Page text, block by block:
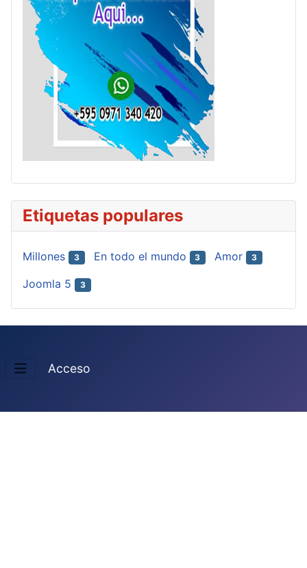
Etiquetas populares
Millones 3 En todo el mundo 3 Amor 3
Joomla 5 3
Acceso